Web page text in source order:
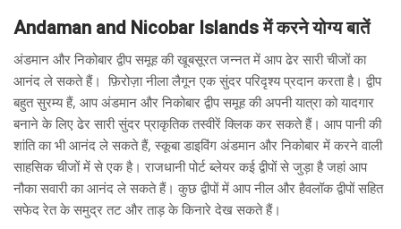
Andaman and Nicobar Islands में करने योग्य बातें
अंडमान और निकोबार द्वीप समूह की खूबसूरत जन्नत में आप ढेर सारी चीजों का
आनंद ले सकते हैं। फ़िरोज़ा नीला लैगून एक सुंदर परिदृश्य प्रदान करता है। द्वीप
बहुत सुरम्य हैं, आप अंडमान और निकोबार द्वीप समूह की अपनी यात्रा को यादगार
बनाने के लिए ढेर सारी सुंदर प्राकृतिक तस्वीरें क्लिक कर सकते हैं। आप पानी की
शांति का भी आनंद ले सकते हैं, स्कूबा डाइविंग अंडमान और निकोबार में करने वाली
साहसिक चीजों में से एक है। राजधानी पोर्ट ब्लेयर कई द्वीपों से जुड़ा है जहां आप
नौका सवारी का आनंद ले सकते हैं। कुछ द्वीपों में आप नील और हैवलॉक द्वीपों सहित
सफेद रेत के समुद्र तट और ताड़ के किनारे देख सकते हैं।